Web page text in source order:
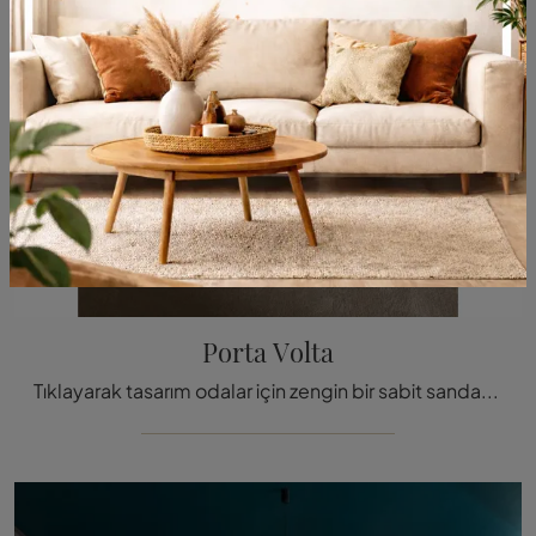
Porta Volta
Tıklayarak tasarım odalar için zengin bir sabit sandalye kataloğunu keşfedin: Molteni & C'nin Porta Volta